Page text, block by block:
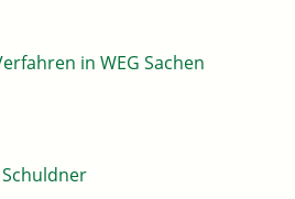
in WEG Sachen